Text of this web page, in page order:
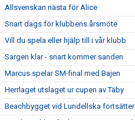
Allsvenskan nästa för Alice
Snart dags för klubbens årsmöte
Vill du spela eller hjälp till i vår klubb
Sargen klar - snart kommer sanden
Marcus spelar SM-final med Bajen
Herrlaget utslaget ur cupen av Täby
Beachbygget vid Lundellska fortsätter